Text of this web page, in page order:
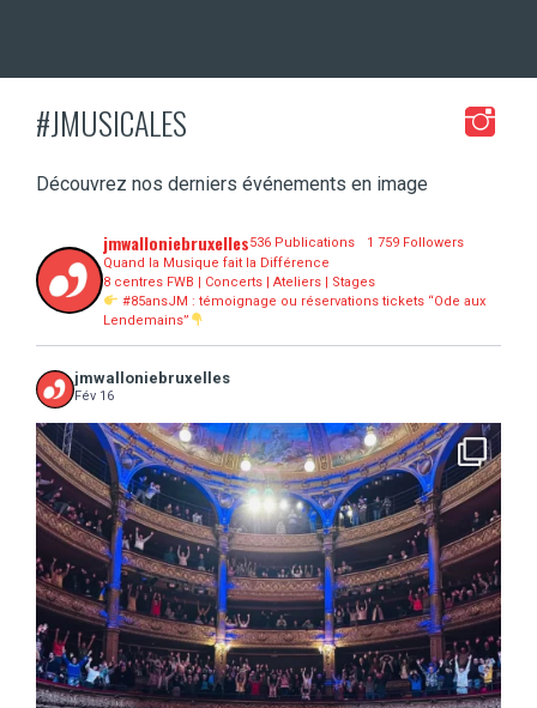
#JMUSICALES
Découvrez nos derniers événements en image
jmwalloniebruxelles536 Publications
1 759 Followers
Quand la Musique fait la Différence
8 centres FWB | Concerts | Ateliers | Stages
#85ansJM : témoignage ou réservations tickets “Ode aux
Lendemains”
jmwalloniebruxelles
Fév 16
16 concerts scolaires, 3 tout public, 3620 ...
10 0